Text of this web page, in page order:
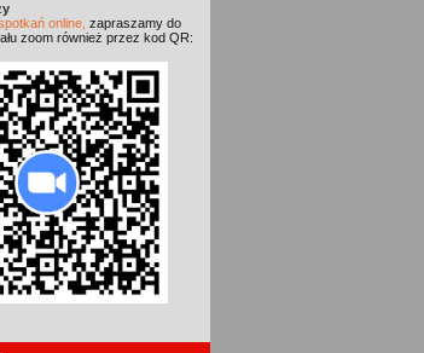
online, zapraszamy do
zoom również przez kod QR: